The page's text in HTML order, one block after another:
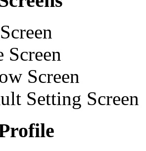
Screen
Screen
Setting Screen